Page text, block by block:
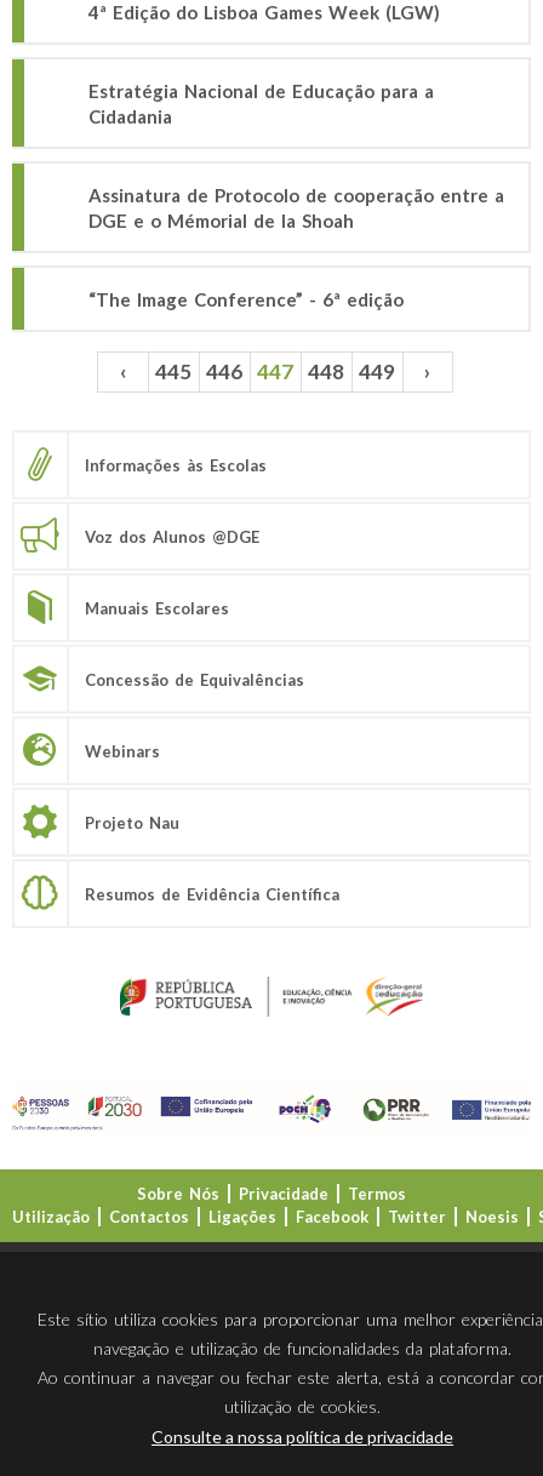
4ª Edição do Lisboa Games Week (LGW)
Estratégia Nacional de Educação para a
Cidadania
Assinatura de Protocolo de cooperação entre a
DGE e o Mémorial de la Shoah
“The Image Conference” - 6ª edição
Páginas ‹ 445 446 447 448 449 ›
Informações às Escolas
Voz dos Alunos @DGE
Manuais Escolares
Concessão de Equivalências
Webinars
Projeto Nau
Resumos de Evidência Científica
Sobre Nós Privacidade
Termos
Utilização
Contactos Ligações Facebook Twitter Noesis
Este sítio utiliza cookies para proporcionar uma melhor
navegação e utilização de funcionalidades da plataforma.
Ao continuar a navegar ou fechar este alerta, está a concordar
utilização de cookies.
Consulte a nossa política de privacidade